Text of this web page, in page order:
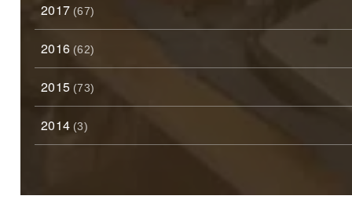
2017 (67)
2016 (62)
2015 (73)
2014 (3)